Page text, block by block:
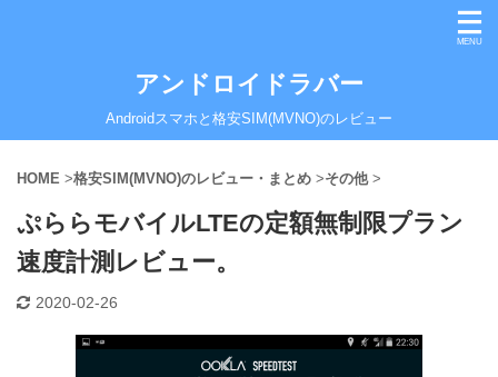
アンドロイドラバー
Androidスマホと格安SIM(MVNO)のレビュー
HOME >格安SIM(MVNO)のレビュー・まとめ >その他 >
ぷららモバイルLTEの定額無制限プラン
速度計測レビュー。
2020-02-26